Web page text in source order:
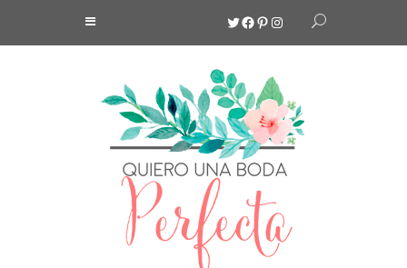
Twitter
Facebook
Pinterest
Instagram